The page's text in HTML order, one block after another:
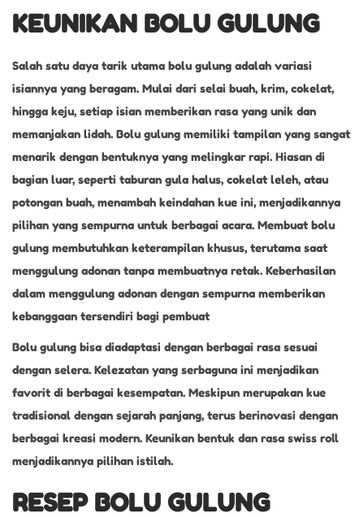
KEUNIKAN BOLU GULUNG
Salah satu daya tarik utama bolu gulung adalah variasi
isiannya yang beragam. Mulai dari selai buah, krim, cokelat,
hingga keju, setiap isian memberikan rasa yang unik dan
memanjakan lidah. Bolu gulung memiliki tampilan yang sangat
menarik dengan bentuknya yang melingkar rapi. Hiasan di
bagian luar, seperti taburan gula halus, cokelat leleh, atau
potongan buah, menambah keindahan kue ini, menjadikannya
pilihan yang sempurna untuk berbagai acara. Membuat bolu
gulung membutuhkan keterampilan khusus, terutama saat
menggulung adonan tanpa membuatnya retak. Keberhasilan
dalam menggulung adonan dengan sempurna memberikan
kebanggaan tersendiri bagi pembuat
Bolu gulung bisa diadaptasi dengan berbagai rasa sesuai
dengan selera. Kelezatan yang serbaguna ini menjadikan
favorit di berbagai kesempatan. Meskipun merupakan kue
tradisional dengan sejarah panjang, terus berinovasi dengan
berbagai kreasi modern. Keunikan bentuk dan rasa swiss roll
menjadikannya pilihan istilah.
RESEP BOLU GULUNG